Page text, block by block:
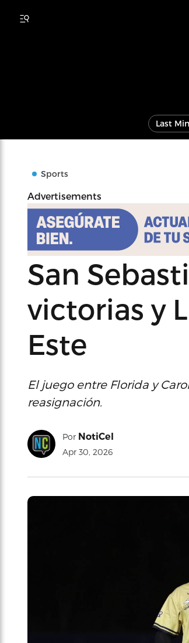
Last
Sports
Advertisements
San
victorias y
Este
El juego entre Florida y
reasignación.
Por NotiCel
Apr 30, 2026